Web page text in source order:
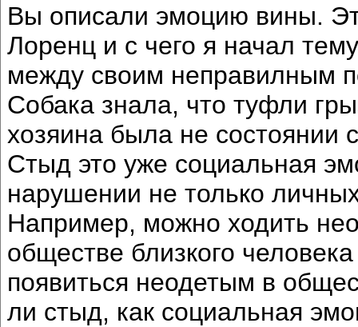
Вы описали эмоцию вины.
Лоренц и с чего я начал
между своим неправилным
Собака знала, что туфли
хозяина была не состоянии
Стыд это уже социальная
нарушении не только
Например, можно ходить
обществе близкого
появиться неодетым в
ли стыд, как социальная